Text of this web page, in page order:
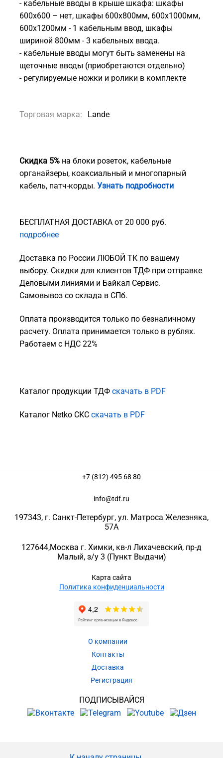
- кабельные вводы в крыше шкафа: шкафы
600х600 – нет, шкафы 600х800мм, 600х1000мм,
600х1200мм - 1 кабельным ввод, шкафы
шириной 800мм - 3 кабельных ввода.
- кабельные вводы могут быть заменены на
щеточные вводы (приобретаются отдельно)
- регулируемые ножки и ролики в комплекте
Торговая марка: Lande
Скидка 5% на блоки розеток, кабельные
органайзеры, коаксиальный и многопарный
кабель, патч-корды. Узнать подробности
БЕСПЛАТНАЯ ДОСТАВКА от 20 000 руб.
подробнее
Доставка по России ЛЮБОЙ ТК по вашему
выбору. Скидки для клиентов ТДФ при отправке
Деловыми линиями и Байкал Сервис.
Самовывоз со склада в СПб.
Оплата производится только по безналичному
расчету. Оплата принимается только в рублях.
Работаем с НДС 22%
Каталог продукции ТДФ скачать в PDF
Каталог Netko СКС скачать в PDF
+7 (812) 495 68 80
info@tdf.ru
197343, г. Санкт-Петербург, ул. Матроса Железняка,
57A
127644,Москва г. Химки, кв-л Лихачевский, пр-д
Малый, з/у 3 (Пункт Выдачи)
Карта сайта
Политика конфиденциальности
О компании
Контакты
Доставка
Регистрация
ПОДПИСЫВАЙСЯ